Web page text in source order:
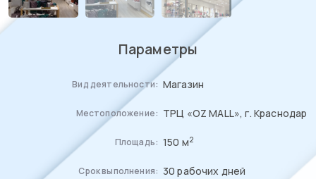
Параметры
Вид деятельности: Магазин
Местоположение: ТРЦ «OZ MALL», г. Краснодар
Площадь: 150 м2
Срок выполнения: 30 рабочих дней